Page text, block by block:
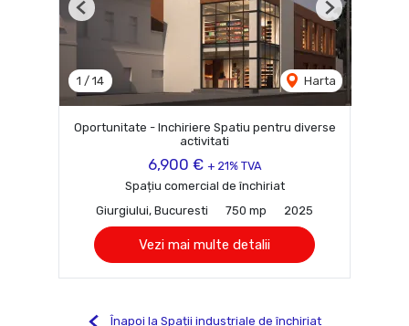
1 / 14 Harta
Previous Next
Oportunitate - Inchiriere Spatiu pentru diverse
activitati
6,900 € + 21% TVA
Spațiu comercial de închiriat
Giurgiului, Bucuresti
750 mp 2025
Vezi mai multe detalii
Înapoi la Spații industriale de închiriat